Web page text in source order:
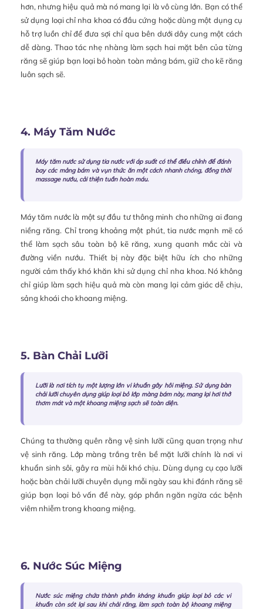
hơn, nhưng hiệu quả mà nó mang lại là vô cùng lớn. Bạn có thể
sử dụng loại chỉ nha khoa có đầu cứng hoặc dùng một dụng cụ
hỗ trợ luồn chỉ để đưa sợi chỉ qua bên dưới dây cung một cách
dễ dàng. Thao tác nhẹ nhàng làm sạch hai mặt bên của từng
răng sẽ giúp bạn loại bỏ hoàn toàn mảng bám, giữ cho kẽ răng
luôn sạch sẽ.
4. Máy Tăm Nước
Máy tăm nước sử dụng tia nước với áp suất có thể điều chỉnh để đánh
bay các mảng bám và vụn thức ăn một cách nhanh chóng, đồng thời
massage nướu, cải thiện tuần hoàn máu.
Máy tăm nước là một sự đầu tư thông minh cho những ai đang
niềng răng. Chỉ trong khoảng một phút, tia nước mạnh mẽ có
thể làm sạch sâu toàn bộ kẽ răng, xung quanh mắc cài và
đường viền nướu. Thiết bị này đặc biệt hữu ích cho những
người cảm thấy khó khăn khi sử dụng chỉ nha khoa. Nó không
chỉ giúp làm sạch hiệu quả mà còn mang lại cảm giác dễ chịu,
sảng khoái cho khoang miệng.
5. Bàn Chải Lưỡi
Lưỡi là nơi tích tụ một lượng lớn vi khuẩn gây hôi miệng. Sử dụng bàn
chải lưỡi chuyên dụng giúp loại bỏ lớp màng bám này, mang lại hơi thở
thơm mát và một khoang miệng sạch sẽ toàn diện.
Chúng ta thường quên rằng vệ sinh lưỡi cũng quan trọng như
vệ sinh răng. Lớp màng trắng trên bề mặt lưỡi chính là nơi vi
khuẩn sinh sôi, gây ra mùi hôi khó chịu. Dùng dụng cụ cạo lưỡi
hoặc bàn chải lưỡi chuyên dụng mỗi ngày sau khi đánh răng sẽ
giúp bạn loại bỏ vấn đề này, góp phần ngăn ngừa các bệnh
viêm nhiễm trong khoang miệng.
6. Nước Súc Miệng
Nước súc miệng chứa thành phần kháng khuẩn giúp loại bỏ các vi
khuẩn còn sót lại sau khi chải răng, làm sạch toàn bộ khoang miệng